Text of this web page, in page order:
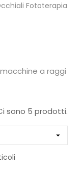
Fototerapia
a raggi
sono 5 prodotti.
